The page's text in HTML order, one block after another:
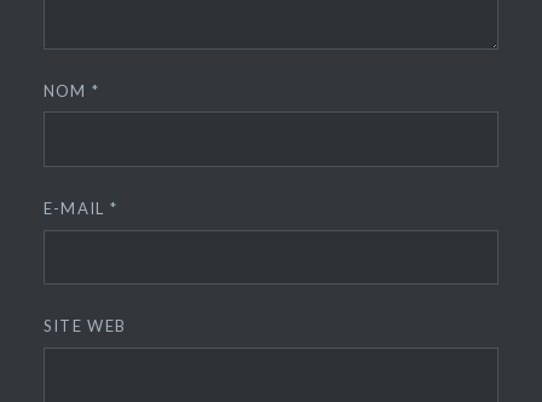
NOM*
E-MAIL *
SITE WEB